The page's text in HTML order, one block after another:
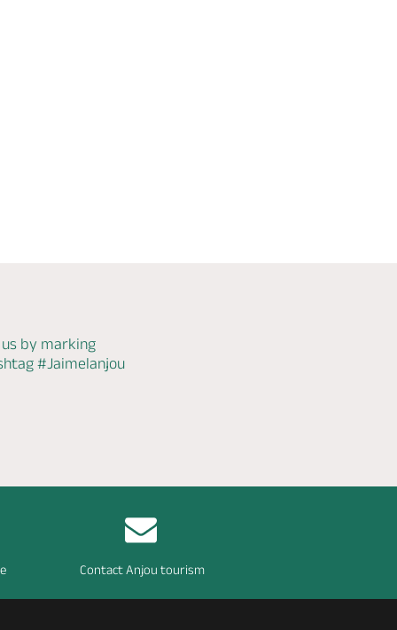
by marking
#Jaimelanjou
Contact Anjou tourism